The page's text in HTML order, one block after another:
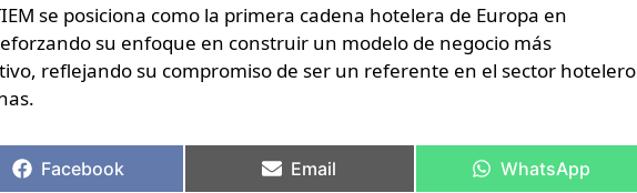
se posiciona como la primera cadena hotelera de Europa en
su enfoque en construir un modelo de negocio más
reflejando su compromiso de ser un referente en el sector hotelero
Facebook Email WhatsApp